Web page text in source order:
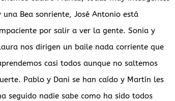
una Bea sonriente, José Antonio está
por salir a ver la gente. Sonia y
nos dirigen un baile nada corriente que
casi todos aunque no saltemos
Pablo y Dani se han caído y Martín les
seguido nadie sabe como ha sido todos